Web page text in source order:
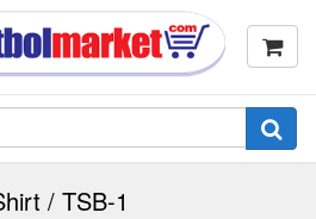
/ TSB-1